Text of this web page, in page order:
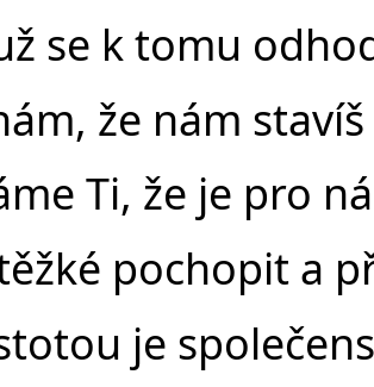
se k tomu
že nám
Ti, že je pro
pochopit a
je